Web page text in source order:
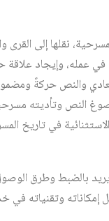
نقلها إلى القرى
في عمله، وإيجاد
والنص حركةً
النص وتأديته
في تاريخ
بالضبط وطرق
إمكاناته وتقنياته في